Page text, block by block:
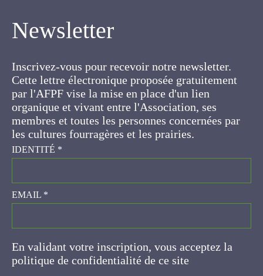
Cette lettre électronique proposée
gratuitement par l'AFPF vise la mise en place
d'un lien organique et vivant entre l'Association,
ses membres et toutes les personnes
concernées par les cultures fourragères et les
prairies.
*
EMAIL*
En validant votre inscription, vous acceptez la
politique de confidentialité de ce site